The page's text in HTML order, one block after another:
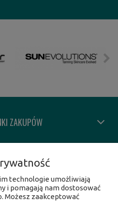
ZAKUPÓW
O SKLEPIE
technologie umożliwiają
i pomagają nam dostosować
Możesz zaakceptować